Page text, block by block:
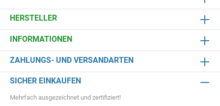
HERSTELLER
INFORMATIONEN
ZAHLUNGS- UND VERSANDARTEN
SICHER EINKAUFEN
Mehrfach ausgezeichnet und zertifiziert!